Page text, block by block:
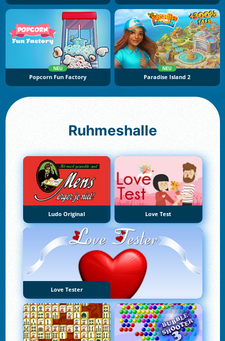
NEU
Popcorn Fun Factory
NEU
Paradise Island 2
Ruhmeshalle
Ludo Original Love Test
Love Tester